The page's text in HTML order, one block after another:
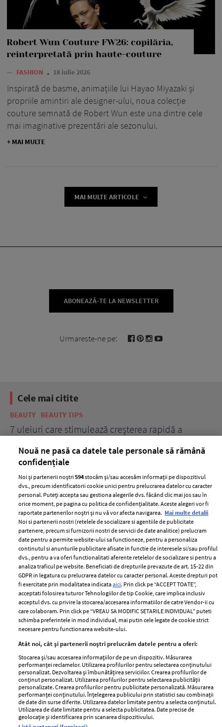
Robert Wun Couture FW26: copilăria,
reinterpretată prin haute-couture
— FASHION 18 iulie 2026
Inspirată de basme, animațiile lui Hayao Miyazaki și
propriile amintiri ale designer-ului, noua colecție
couture semnată de Robert Wun este una dintre cele
mai imaginative prezentări ale sezonului.
+ MAI MULTE
MAI MULTE ARTICOLE
ABONEAZĂ-TE LA NEWSLETTER
Urmareste-ne pe:
Cele mai citite
BEAUTY BEAUTY TIPS
7 uleiuri care stimulează creșterea rapidă a
ELLE Style Awards
2024
Despre ELLE
Romania
Contact
Abonamente
Termeni si conditii
Politica de
confidențialitate
Politica de cookies
Publicitate
GSP
Unica
Baby
Retete
femei
Viva
Avantaje
Retete practice
Pariază responsabil! Decizia ONJN nr. 821/25.09.2025.
Nouă ne pasă ca datele tale personale să rămână
confidențiale
Noi și partenerii noștri594stocăm și/sau accesăm informații pe dispozitivul
dvs., precum identificatorii cookie unici pentru prelucrarea datelor cu caracter
personal. Puteți accepta sau gestiona alegerile dvs. făcând clic mai jos sau în
orice moment, pe pagina cu politica de confidențialitate. Aceste alegeri vor fi
raportate partenerilor noștri și nu vă vor afecta navigarea. Mai multe detalii
Noi si partenerii nostri (retelele de socializare si agentiile de publicitate
partenere, precum si furnizorii nostri de servicii de date analitice) prelucram
date pentru a permite website-ului sa functioneze, pentru a personaliza
continutul si anunturile publicitare afisate in functie de interesele si/sau profilul
dvs., pentru a va oferi functionalitati aferente retelelor de socializare si pentru a
analiza traficul pe website. Beneficiati de drepturile prevazute de art. 15-22 din
GDPR in legatura cu prelucrarea datelor cu caracter personal. Aceste drepturi pot
fi exercitate prin modalitatea indicataaici. Prin click pe “ACCEPT TOATE”,
acceptati folosirea tuturor Tehnologiilor de tip Cookie, care implica inclusiv
acceptul dvs. cu privire la stocarea/accesarea informatiilor de catre Vendor-ii cu
care colaboram. Prin click pe “VREAU SA MODIFIC SETARILE INDIVIDUAL” puteti
schimba preferintele in mod individual, mai putin cele legate de cookie strict
necesare pentru functionarea website-ului.
Atât noi, cât și partenerii noștri prelucrăm datele pentru a oferi:
Stocarea și/sau accesarea informațiilor de pe un dispozitiv. Măsurarea
performanței reclamelor. Utilizarea profilurilor pentru selectarea conținutului
personalizat. Dezvoltarea și îmbunătățirea serviciilor. Crearea profilurilor de
conținut personalizat. Utilizarea profilurilor pentru selectarea publicității
personalizate. Crearea profilurilor pentru publicitate personalizată. Măsurarea
performanței conținutului. Înțelegerea publicului prin statistici sau combinații
de date din surse diferite. Utilizarea datelor limitate pentru a selecta conținutul.
Utilizarea de date limitate pentru a selecta publicitatea. Date precise de
geolocație și identificarea prin scanarea dispozitivului.